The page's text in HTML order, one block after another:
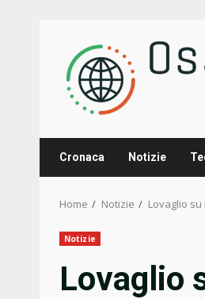
content
Cronaca Notizie
Home Notizie Lovaglio
Notizie
Lovaglio